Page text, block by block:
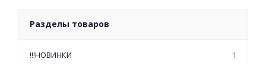
Разделы товаров
!!!НОВИНКИ
1